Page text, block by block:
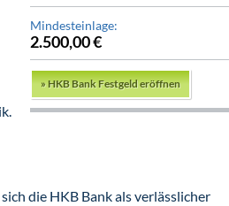
Mindesteinlage:
2.500,00 €
»HKB Bank Festgeld eröffnen
die HKB Bank als verlässlicher